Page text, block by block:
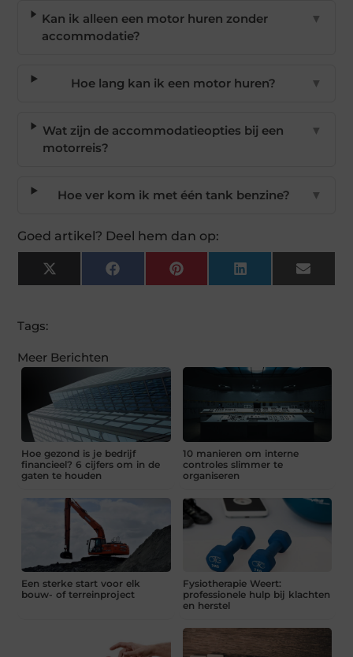
Kan ik alleen een motor huren zonder
accommodatie?
▼
Hoe lang kan ik een motor huren? ▼
Wat zijn de accommodatieopties bij een
motorreis?
▼
Hoe ver kom ik met één tank benzine? ▼
Goed artikel? Deel hem dan op:
X
(Twitter)
FacebookPinterest LinkedIn Email
Tags:
Meer Berichten
Hoe gezond is je bedrijf
financieel? 6 cijfers om in de
gaten te houden
10 manieren om interne
controles slimmer te
organiseren
Een sterke start voor elk
bouw- of terreinproject
Fysiotherapie Weert:
professionele hulp bij klachten
en herstel